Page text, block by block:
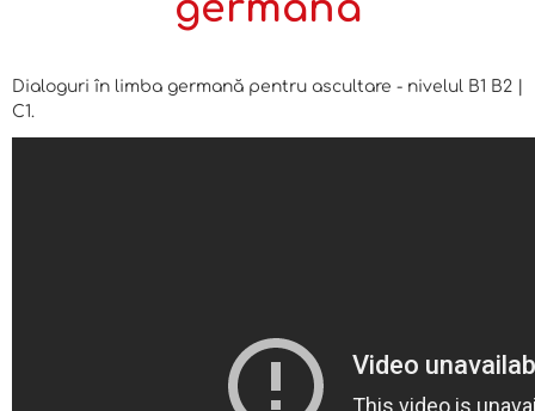
germană
Dialoguri în limba germană pentru ascultare - nivelul B1 B2 |
C1.